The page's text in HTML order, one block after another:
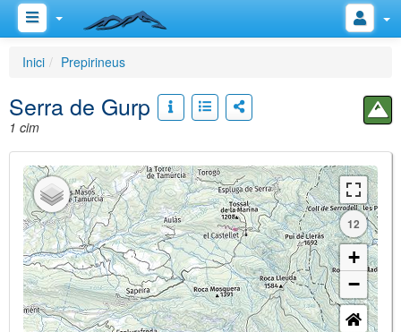
Inici Prepirineus
Serra de Gurp
1 cim
12
+
−